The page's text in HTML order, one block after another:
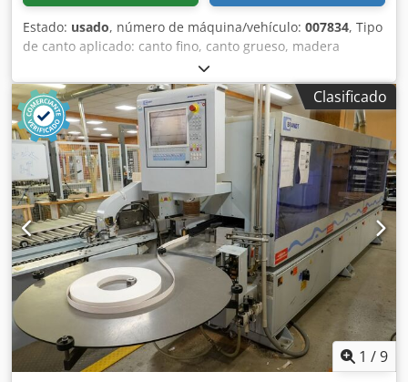
Estado: usado, número de máquina/vehículo: 007834, Tipo
de canto aplicado: canto fino, canto grueso, madera
maciza Sistema de encolado: EVA, aire caliente Fresado
previo: sí Unidad multifunción: sí Velocidad máxima de
avance: 18 m/min Espesor máximo del panel: 60 mm
Unidades de trabajo: 8 uds. Codpfx Akev Sf I Ejiorf
Clasificado
1 /9